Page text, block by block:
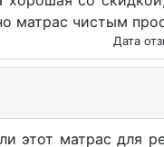
матрас чистым
Дата
этот матрас для